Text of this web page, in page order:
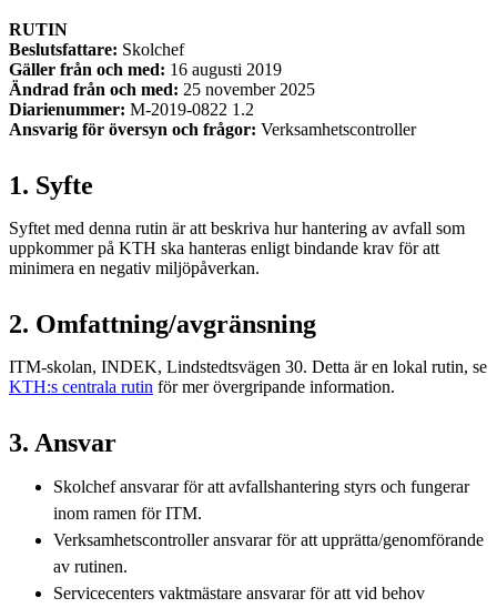
RUTIN
Beslutsfattare: Skolchef
Gäller från och med: 16 augusti 2019
Ändrad från och med: 25 november 2025
Diarienummer: M-2019-0822 1.2
Ansvarig för översyn och frågor: Verksamhetscontroller
1. Syfte
Syftet med denna rutin är att beskriva hur hantering av avfall som
uppkommer på KTH ska hanteras enligt bindande krav för att
minimera en negativ miljöpåverkan.
2. Omfattning/avgränsning
ITM-skolan, INDEK, Lindstedtsvägen 30. Detta är en lokal rutin, se
KTH:s centrala rutin för mer övergripande information.
3. Ansvar
Skolchef ansvarar för att avfallshantering styrs och fungerar
inom ramen för ITM.
Verksamhetscontroller ansvarar för att upprätta/genomförande
av rutinen.
Servicecenters vaktmästare ansvarar för att vid behov